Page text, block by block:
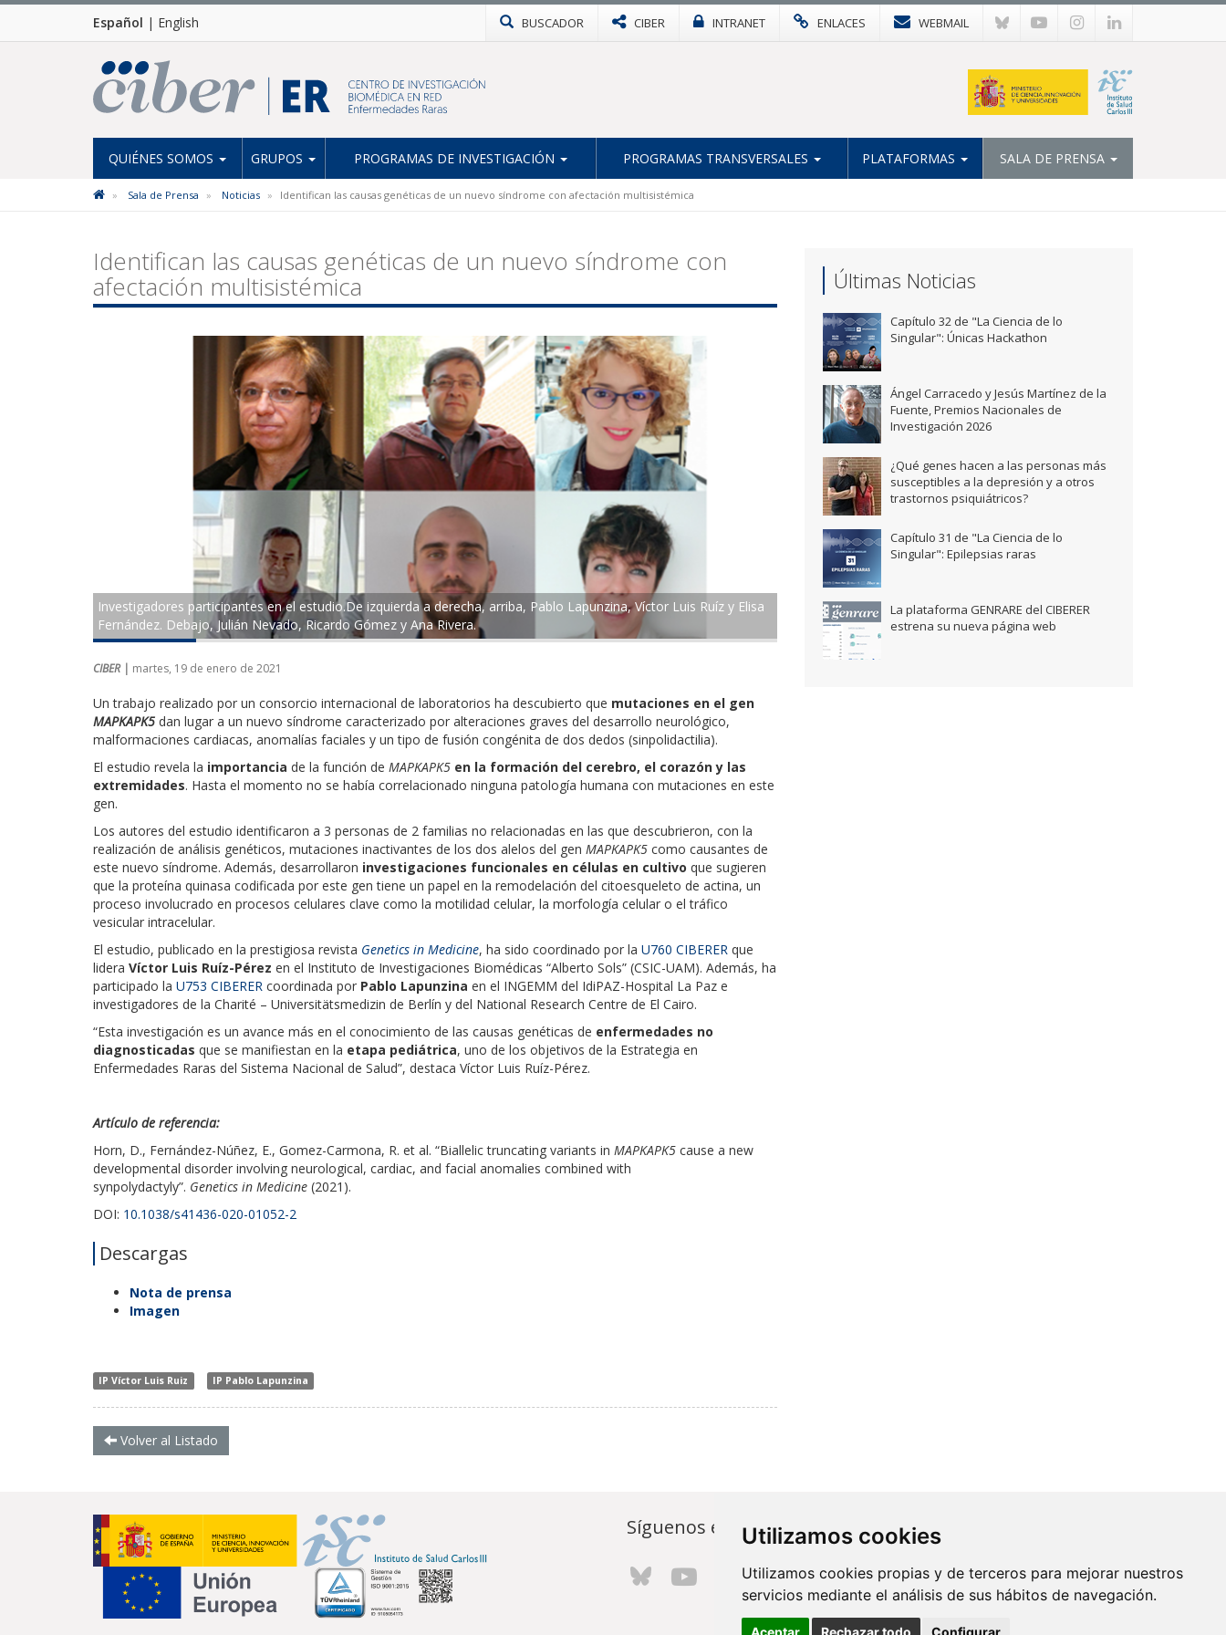
Utilizamos cookies
Utilizamos cookies propias y de terceros para mejorar nuestros
servicios mediante el análisis de sus hábitos de navegación.
Aceptar Rechazar todo Configurar
Español | English BUSCADOR CIBER INTRANET ENLACES WEBMAIL
QUIÉNES SOMOS GRUPOS PROGRAMAS DE INVESTIGACIÓN PROGRAMAS TRANSVERSALES PLATAFORMAS SALA DE PRENSA
Sala de Prensa Noticias Identifican las causas genéticas de un nuevo síndrome con afectación multisistémica
Identifican las causas genéticas de un nuevo síndrome con
afectación multisistémica
Investigadores participantes en el estudio.De izquierda a derecha, arriba, Pablo Lapunzina, Víctor Luis Ruíz y Elisa
Fernández. Debajo, Julián Nevado, Ricardo Gómez y Ana Rivera.
CIBER | martes, 19 de enero de 2021
Un trabajo realizado por un consorcio internacional de laboratorios ha descubierto que mutaciones en el gen
MAPKAPK5 dan lugar a un nuevo síndrome caracterizado por alteraciones graves del desarrollo neurológico,
malformaciones cardiacas, anomalías faciales y un tipo de fusión congénita de dos dedos (sinpolidactilia).
El estudio revela la importancia de la función de MAPKAPK5 en la formación del cerebro, el corazón y las
extremidades. Hasta el momento no se había correlacionado ninguna patología humana con mutaciones en este
gen.
Los autores del estudio identificaron a 3 personas de 2 familias no relacionadas en las que descubrieron, con la
realización de análisis genéticos, mutaciones inactivantes de los dos alelos del gen MAPKAPK5 como causantes de
este nuevo síndrome. Además, desarrollaron investigaciones funcionales en células en cultivo que sugieren
que la proteína quinasa codificada por este gen tiene un papel en la remodelación del citoesqueleto de actina, un
proceso involucrado en procesos celulares clave como la motilidad celular, la morfología celular o el tráfico
vesicular intracelular.
El estudio, publicado en la prestigiosa revista Genetics in Medicine, ha sido coordinado por la U760 CIBERER que
lidera Víctor Luis Ruíz-Pérez en el Instituto de Investigaciones Biomédicas “Alberto Sols” (CSIC-UAM). Además, ha
participado la U753 CIBERER coordinada por Pablo Lapunzina en el INGEMM del IdiPAZ-Hospital La Paz e
investigadores de la Charité – Universitätsmedizin de Berlín y del National Research Centre de El Cairo.
“Esta investigación es un avance más en el conocimiento de las causas genéticas de enfermedades no
diagnosticadas que se manifiestan en la etapa pediátrica, uno de los objetivos de la Estrategia en
Enfermedades Raras del Sistema Nacional de Salud”, destaca Víctor Luis Ruíz-Pérez.
Artículo de referencia:
Horn, D., Fernández-Núñez, E., Gomez-Carmona, R. et al. “Biallelic truncating variants in MAPKAPK5 cause a new
developmental disorder involving neurological, cardiac, and facial anomalies combined with
synpolydactyly”. Genetics in Medicine (2021).
DOI: 10.1038/s41436-020-01052-2
Descargas
Nota de prensa
Imagen
IP Víctor Luis Ruiz IP Pablo Lapunzina
Volver al Listado
Últimas Noticias
Capítulo 32 de "La Ciencia de lo
Singular": Únicas Hackathon
Ángel Carracedo y Jesús Martínez de la
Fuente, Premios Nacionales de
Investigación 2026
¿Qué genes hacen a las personas más
susceptibles a la depresión y a otros
trastornos psiquiátricos?
Capítulo 31 de "La Ciencia de lo
Singular": Epilepsias raras
La plataforma GENRARE del CIBERER
estrena su nueva página web
Síguenos en... Contacto
Av. Monforte de Lemos, 3-5. Pabellón
11. Planta 0 28029 Madrid
info@ciberisciii.es